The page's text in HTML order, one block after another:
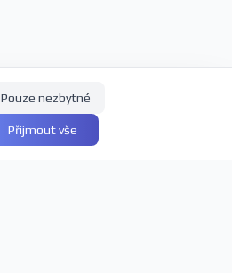
Pouze nezbytné
Přijmout vše